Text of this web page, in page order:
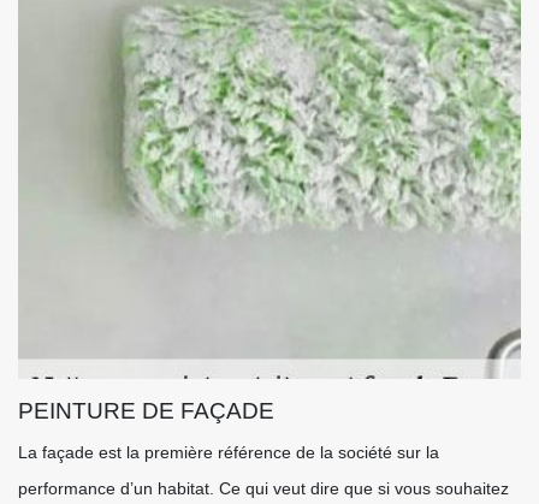
PEINTURE DE FAÇADE
La façade est la première référence de la société sur la
performance d’un habitat. Ce qui veut dire que si vous souhaitez